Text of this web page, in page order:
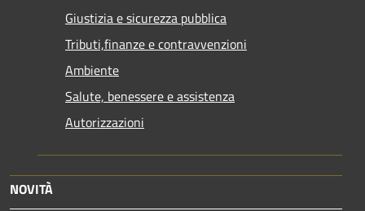
Giustizia e sicurezza pubblica
Tributi,finanze e contravvenzioni
Ambiente
Salute, benessere e assistenza
Autorizzazioni
NOVITÀ